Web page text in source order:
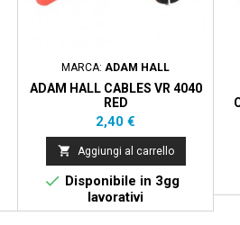
MARCA: ADAM HALL
ADAM HALL CABLES VR 4040
RED
Prezzo
2,40 €
 Aggiungi al carrello
 Disponibile in 3gg
lavorativi